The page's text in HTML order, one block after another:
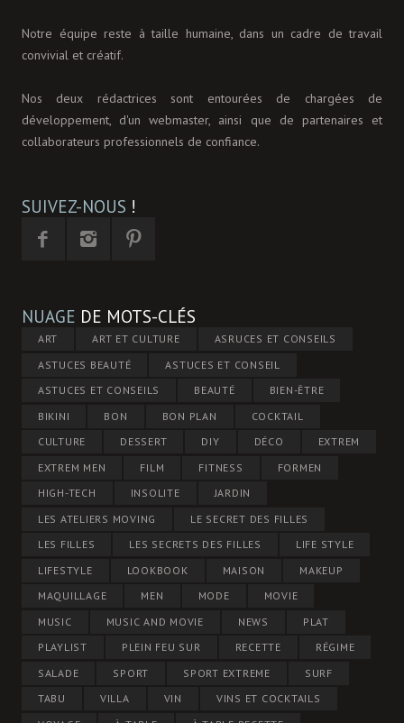
Notre équipe reste à taille humaine, dans un cadre de travail
convivial et créatif.
Nos deux rédactrices sont entourées de chargées de
développement, d'un webmaster, ainsi que de partenaires et
collaborateurs professionnels de confiance.
SUIVEZ-NOUS !
NUAGE DE MOTS-CLÉS
ART ART ET CULTURE
ASRUCES ET CONSEILS
ASTUCES BEAUTÉ
ASTUCES ET CONSEIL
ASTUCES ET CONSEILS
BEAUTÉ
BIEN-ÊTRE
BIKINI
BON BON PLAN
COCKTAIL
CULTURE
DESSERT DIY DÉCO
EXTREM
EXTREM MEN
FILM FITNESS
FORMEN
HIGH-TECH
INSOLITE
JARDIN
LES ATELIERS MOVING
LE SECRET DES FILLES
LES FILLES
LES SECRETS DES FILLES
LIFE STYLE
LIFESTYLE
LOOKBOOK MAISON
MAKEUP
MAQUILLAGE
MEN MODE
MOVIE
MUSIC
MUSIC AND MOVIE NEWS
PLAT
PLAYLIST
PLEIN FEU SUR RECETTE
RÉGIME
SALADE
SPORT SPORT EXTREME
SURF
TABU
VILLA VIN
VINS ET COCKTAILS